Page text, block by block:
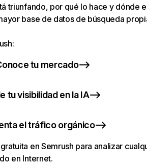
triunfando, por qué lo hace y dónde
base de datos de búsqueda
tu mercado
tu visibilidad en la IA
el tráfico orgánico
en Semrush para analizar
en Internet.